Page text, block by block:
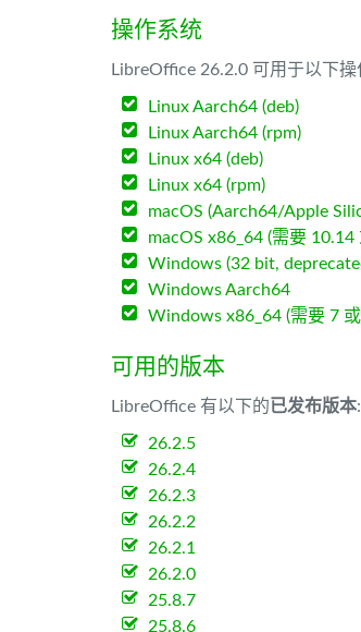
操作系统
LibreOffice 26.2.0 可用于以下
Linux Aarch64 (deb)
Linux Aarch64 (rpm)
Linux x64 (deb)
Linux x64 (rpm)
macOS (Aarch64/Apple
macOS x86_64 (需要 10.14
Windows (32 bit,
Windows Aarch64
Windows x86_64 (需要 7
可用的版本
LibreOffice 有以下的已发布版本:
26.2.5
26.2.4
26.2.3
26.2.2
26.2.1
26.2.0
25.8.7
25.8.6